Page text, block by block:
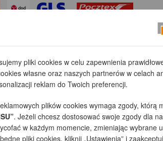
pliki cookies w celu zapewnienia
własne oraz naszych partnerów w celach
reklam do Twoich preferencji.
plików cookies wymaga zgody, którą
. Jeżeli chcesz dostosować swoje zgody dla
w każdym momencie, zmieniając wybrane
pliki cookies, kliknij „Ustawienia” i